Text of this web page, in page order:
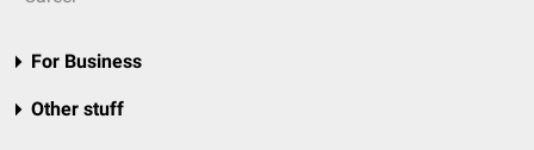
For Business
Other stuff